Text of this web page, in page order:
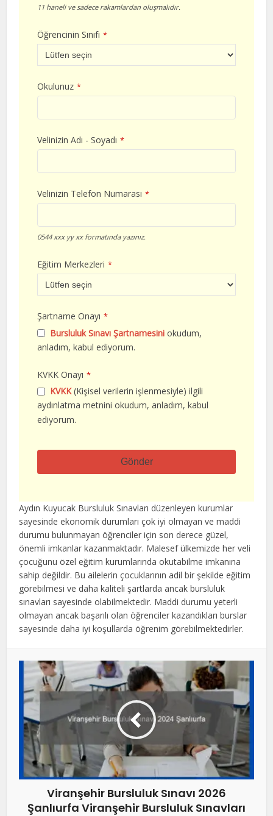
11 haneli ve sadece rakamlardan oluşmalıdır.
Öğrencinin Sınıfı *
Okulunuz *
Velinizin Adı - Soyadı *
Velinizin Telefon Numarası *
0544 xxx yy xx formatında yazınız.
Eğitim Merkezleri *
Şartname Onayı *
Bursluluk Sınavı Şartnamesini okudum,
anladım, kabul ediyorum.
KVKK Onayı *
KVKK(Kişisel verilerin işlenmesiyle) ilgili
aydınlatma metnini okudum, anladım, kabul
ediyorum.
Gönder
alan
boş
bırakılmalıdır
Aydın Kuyucak Bursluluk Sınavları düzenleyen kurumlar
sayesinde ekonomik durumları çok iyi olmayan ve maddi
durumu bulunmayan öğrenciler için son derece güzel,
önemli imkanlar kazanmaktadır. Malesef ülkemizde her veli
çocuğunu özel eğitim kurumlarında okutabilme imkanına
sahip değildir. Bu ailelerin çocuklarının adil bir şekilde eğitim
görebilmesi ve daha kaliteli şartlarda ancak bursluluk
sınavları sayesinde olabilmektedir. Maddi durumu yeterli
olmayan ancak başarılı olan öğrenciler kazandıkları burslar
sayesinde daha iyi koşullarda öğrenim görebilmektedirler.
Viranşehir Bursluluk Sınavı 2026
Şanlıurfa Viranşehir Bursluluk Sınavları